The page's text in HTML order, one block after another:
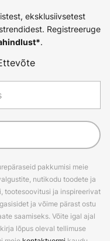
eksklusiivsetest
Registreeruge
.
pakkumisi meie
nutikodu toodete ja
tootesoovitusi ja inspireerivat
ja võime pärast ostu
saamiseks. Võite igal ajal
lõpus oleval tellimuse